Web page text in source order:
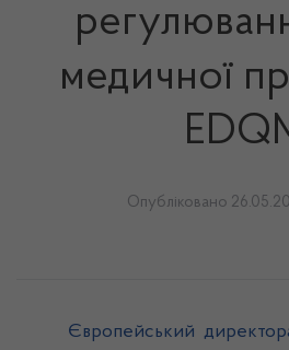
медичної
Опубліковано
Європейський